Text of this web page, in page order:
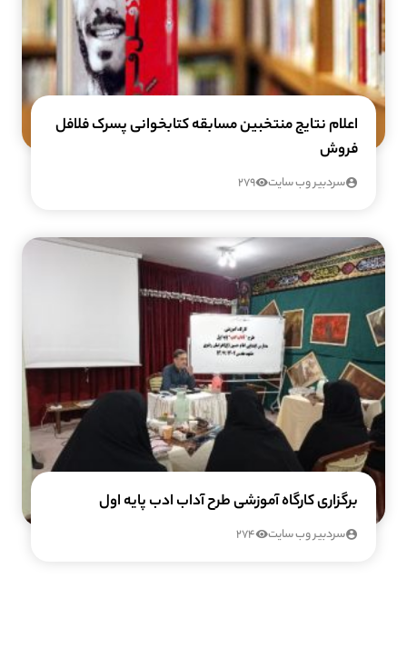
اعلام نتایج منتخبین مسابقه کتابخوانی پسرک فلافل
فروش
سردبیر وب سایت 279
برگزاری کارگاه آموزشی طرح آداب ادب پایه اول
سردبیر وب سایت 274